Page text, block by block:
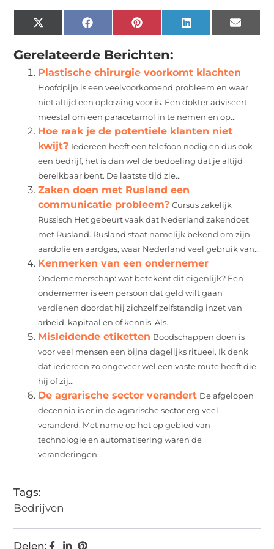
X
(Twitter)
FacebookPinterest LinkedIn Email
Gerelateerde Berichten:
Plastische chirurgie voorkomt klachten
Hoofdpijn is een veelvoorkomend probleem en waar
niet altijd een oplossing voor is. Een dokter adviseert
meestal om een paracetamol in te nemen en op...
Hoe raak je de potentiele klanten niet
kwijt? Iedereen heeft een telefoon nodig en dus ook
een bedrijf, het is dan wel de bedoeling dat je altijd
bereikbaar bent. De laatste tijd zie...
Zaken doen met Rusland een
communicatie probleem? Cursus zakelijk
Russisch Het gebeurt vaak dat Nederland zakendoet
met Rusland. Rusland staat namelijk bekend om zijn
aardolie en aardgas, waar Nederland veel gebruik van...
Kenmerken van een ondernemer
Ondernemerschap: wat betekent dit eigenlijk? Een
ondernemer is een persoon dat geld wilt gaan
verdienen doordat hij zichzelf zelfstandig inzet van
arbeid, kapitaal en of kennis. Als...
Misleidende etiketten Boodschappen doen is
voor veel mensen een bijna dagelijks ritueel. Ik denk
dat iedereen zo ongeveer wel een vaste route heeft die
hij of zij...
De agrarische sector verandert De afgelopen
decennia is er in de agrarische sector erg veel
veranderd. Met name op het op gebied van
technologie en automatisering waren de
veranderingen...
Tags:
Bedrijven
Delen: